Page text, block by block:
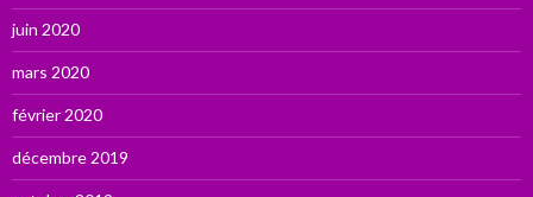
juin 2020
mars 2020
février 2020
décembre 2019